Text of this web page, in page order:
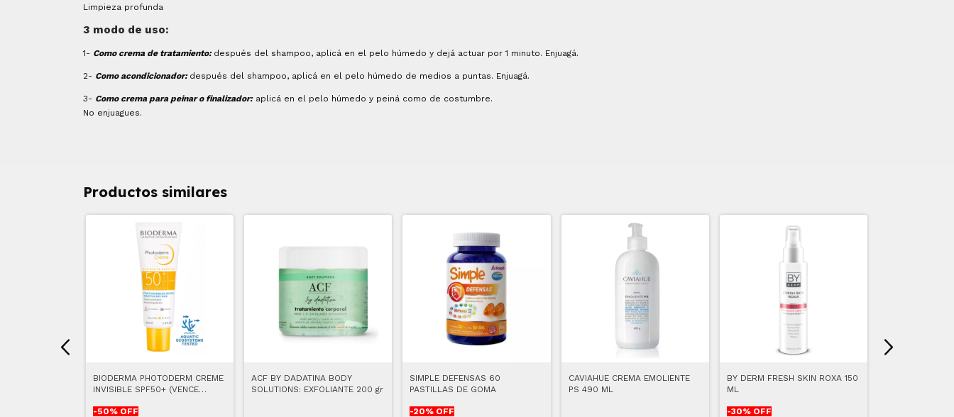
Limpieza profunda
3 modo de uso:
1- Como crema de tratamiento: después del shampoo, aplicá en el pelo húmedo y dejá actuar por 1 minuto. Enjuagá.
2- Como acondicionador: después del shampoo, aplicá en el pelo húmedo de medios a puntas. Enjuagá.
3- Como crema para peinar o finalizador:aplicá en el pelo húmedo y peiná como de costumbre.
No enjuagues.
Productos similares
BIODERMA PHOTODERM CREME
INVISIBLE SPF50+ (VENCE
-50% OFF
ACF BY DADATINA BODY
SOLUTIONS: EXFOLIANTE 200 gr
SIMPLE DEFENSAS 60
PASTILLAS DE GOMA
-20% OFF
CAVIAHUE CREMA EMOLIENTE
PS 490 ML
BY DERM FRESH SKIN ROXA 150
ML
-30% OFF